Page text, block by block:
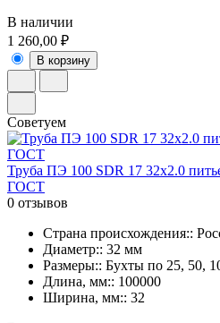
В наличии
1 260,00 ₽
В корзину
Советуем
Труба ПЭ 100 SDR 17 32х2.0
ГОСТ
0 отзывов
Страна происхождения::
Диаметр:: 32 мм
Размеры:: Бухты по 25, 50,
Длина, мм:: 100000
Ширина, мм:: 32